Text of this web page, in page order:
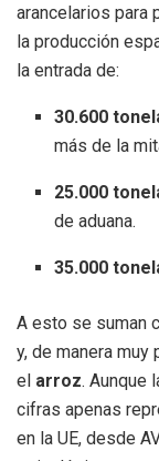
arancelarios para
la producción
la entrada de:
30.600
más de la
25.000
de aduana.
35.000
A esto se suman
y, de manera muy
el arroz. Aunque
cifras apenas
en la UE, desde